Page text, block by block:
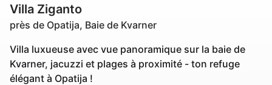
Villa Ziganto
près de Opatija, Baie de Kvarner
Villa luxueuse avec vue panoramique sur la baie de
Kvarner, jacuzzi et plages à proximité - ton refuge
élégant à Opatija !